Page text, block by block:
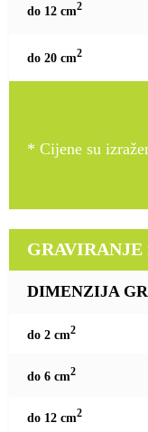
do 12 cm2
do 20 cm2
* Cijene su
GRAVIRANJE
DIMENZIJA
do 2 cm2
do 6 cm2
do 12 cm2